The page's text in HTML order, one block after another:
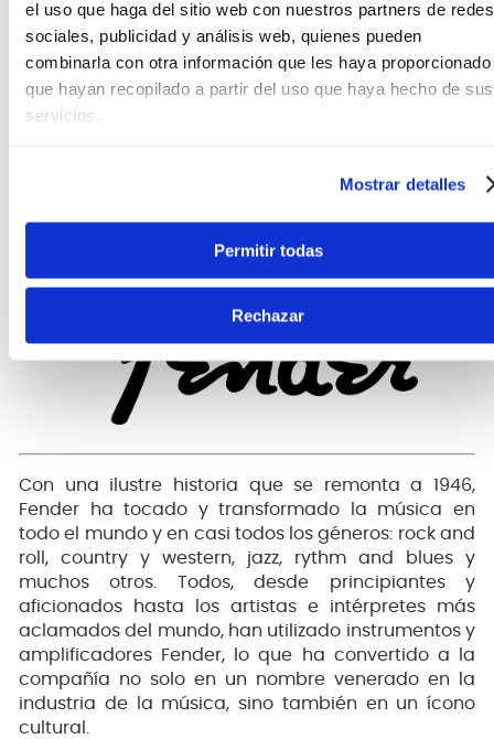
el uso que haga del sitio web con nuestros partners de redes
sociales, publicidad y análisis web, quienes pueden
combinarla con otra información que les haya proporcionado
que hayan recopilado a partir del uso que haya hecho de sus
servicios.
Mostrar detalles
Permitir todas
Rechazar
Forma de púa tradicional
Calibre Medio .028" / .71 mm
Sinónimo de todo lo relacionado con el rock and
Actualmente, las marcas de Fender incluyen
EVH®, entre otras.
Con una ilustre historia que se remonta a 1946,
Fender ha tocado y transformado la música en
todo el mundo y en casi todos los géneros: rock and
roll, country y western, jazz, rythm and blues y
muchos otros. Todos, desde principiantes y
aficionados hasta los artistas e intérpretes más
aclamados del mundo, han utilizado instrumentos y
amplificadores Fender, lo que ha convertido a la
compañía no solo en un nombre venerado en la
industria de la música, sino también en un ícono
cultural.